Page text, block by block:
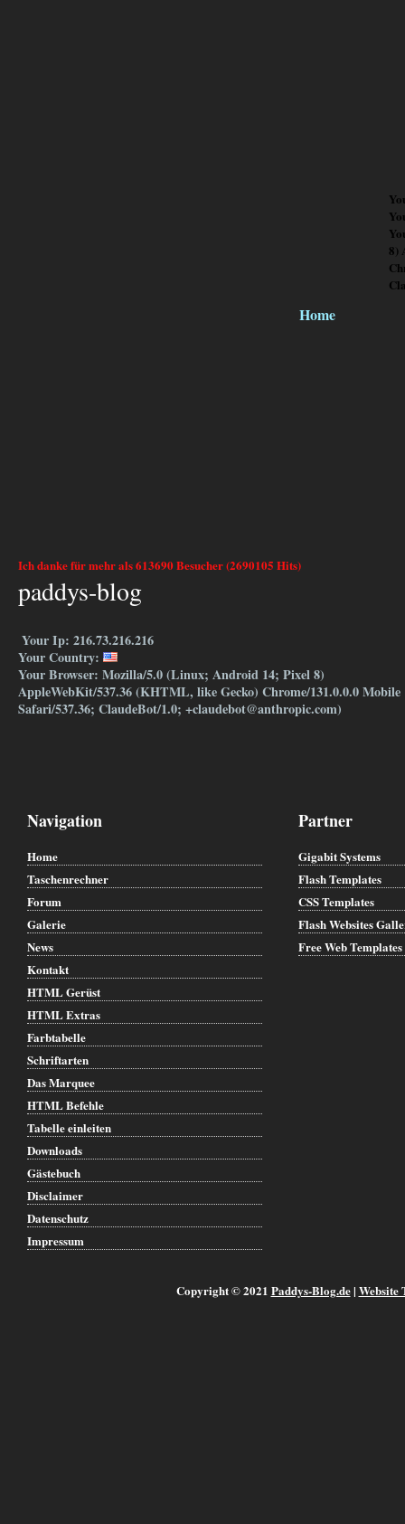
8)
Home
Ich danke für mehr als 613690 Besucher (2690105 Hits)
paddys-blog
Your Ip: 216.73.216.216
Your Country:
Your Browser: Mozilla/5.0 (Linux; Android 14; Pixel 8)
AppleWebKit/537.36 (KHTML, like Gecko) Chrome/131.0.0.0 Mobile
Safari/537.36; ClaudeBot/1.0; +claudebot@anthropic.com)
Navigation
Home
Taschenrechner
Forum
Galerie
News
Kontakt
HTML Gerüst
HTML Extras
Farbtabelle
Schriftarten
Das Marquee
HTML Befehle
Tabelle einleiten
Downloads
Gästebuch
Disclaimer
Datenschutz
Impressum
Partner
Gigabit Systems
Flash Templates
CSS Templates
Flash Websites
Free Web Templates
Copyright © 2021 Paddys-Blog.de| Website